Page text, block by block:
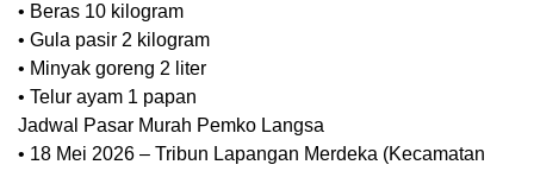
• Beras 10 kilogram
• Gula pasir 2 kilogram
• Minyak goreng 2 liter
• Telur ayam 1 papan
Jadwal Pasar Murah Pemko Langsa
• 18 Mei 2026 – Tribun Lapangan Merdeka (Kecamatan